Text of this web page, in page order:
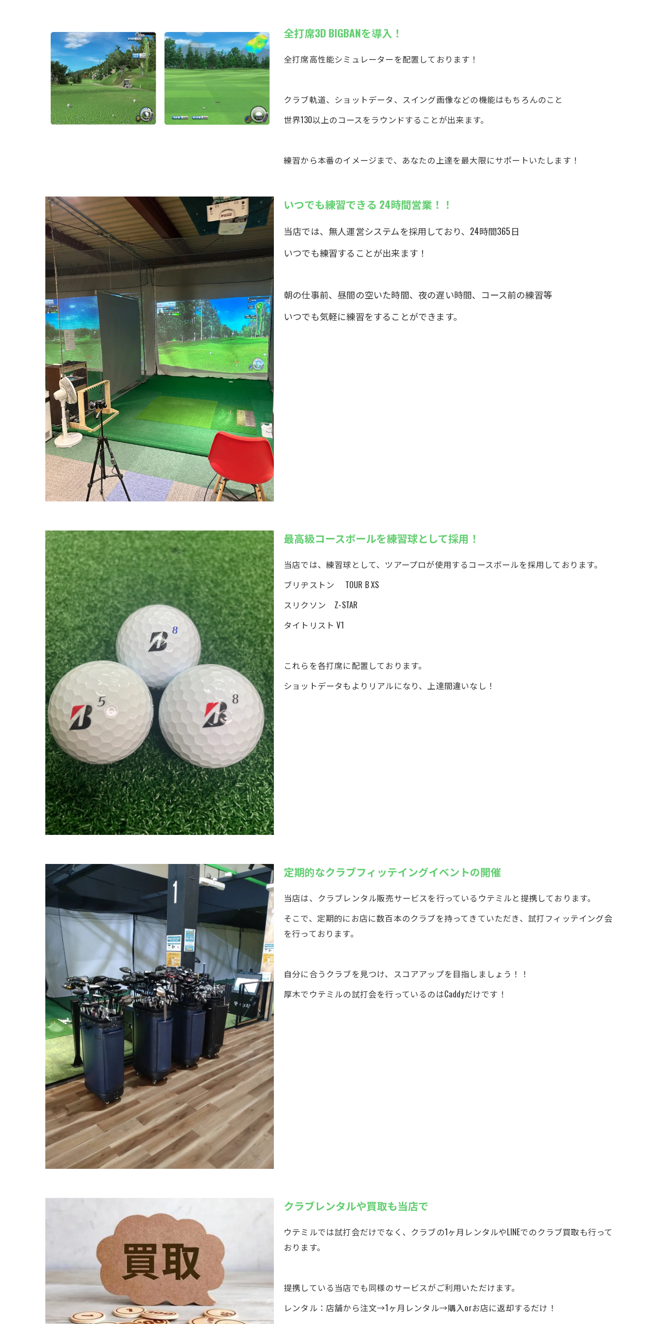
全打席3D BIGBANを導入！
全打席高性能シミュレーターを配置しております！
クラブ軌道、ショットデータ、スイング画像などの機能はもちろんのこと
世界130以上のコースをラウンドすることが出来ます。
練習から本番のイメージまで、あなたの上達を最大限にサポートいたします！
いつでも練習できる 24時間営業！！
当店では、無人運営システムを採用しており、24時間365日
いつでも練習することが出来ます！
朝の仕事前、昼間の空いた時間、夜の遅い時間、コース前の練習等
いつでも気軽に練習をすることができます。
最高級コースボールを練習球として採用！
当店では、練習球として、ツアープロが使用するコースボールを採用しております。
ブリヂストン TOUR B XS
スリクソン Z-STAR
タイトリスト V1
これらを各打席に配置しております。
ショットデータもよりリアルになり、上達間違いなし！
定期的なクラブフィッテイングイベントの開催
当店は、クラブレンタル販売サービスを行っているウテミルと提携しております。
そこで、定期的にお店に数百本のクラブを持ってきていただき、試打フィッテイング会
を行っております。
自分に合うクラブを見つけ、スコアアップを目指しましょう！！
厚木でウテミルの試打会を行っているのはCaddyだけです！
クラブレンタルや買取も当店で
ウテミルでは試打会だけでなく、クラブの1ヶ月レンタルやLINEでのクラブ買取も行って
おります。
提携している当店でも同様のサービスがご利用いただけます。
レンタル：店舗から注文→1ヶ月レンタル→購入orお店に返却するだけ！